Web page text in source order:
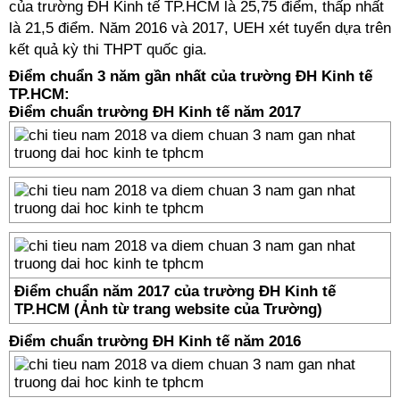
của trường ĐH Kinh tế TP.HCM là 25,75 điểm, thấp nhất
là 21,5 điểm. Năm 2016 và 2017, UEH xét tuyển dựa trên
kết quả kỳ thi THPT quốc gia.
Điểm chuẩn 3 năm gần nhất của trường ĐH Kinh tế
TP.HCM:
Điểm chuẩn trường ĐH Kinh tế năm 2017
Điểm chuẩn năm 2017 của trường ĐH Kinh tế
TP.HCM (Ảnh từ trang website của Trường)
Điểm chuẩn trường ĐH Kinh tế năm 2016